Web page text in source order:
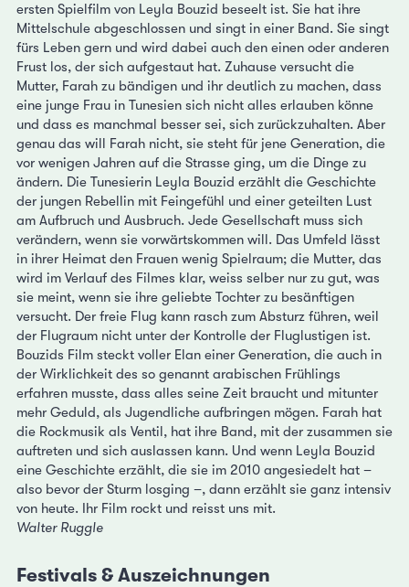
ersten Spielfilm von Leyla Bouzid beseelt ist. Sie hat ihre
Mittelschule abgeschlossen und singt in einer Band. Sie singt
fürs Leben gern und wird dabei auch den einen oder anderen
Frust los, der sich aufgestaut hat. Zuhause versucht die
Mutter, Farah zu bändigen und ihr deutlich zu machen, dass
eine junge Frau in Tunesien sich nicht alles erlauben könne
und dass es manchmal besser sei, sich zurückzuhalten. Aber
genau das will Farah nicht, sie steht für jene Generation, die
vor wenigen Jahren auf die Strasse ging, um die Dinge zu
ändern. Die Tunesierin Leyla Bouzid erzählt die Geschichte
der jungen Rebellin mit Feingefühl und einer geteilten Lust
am Aufbruch und Ausbruch. Jede Gesellschaft muss sich
verändern, wenn sie vorwärtskommen will. Das Umfeld lässt
in ihrer Heimat den Frauen wenig Spielraum; die Mutter, das
wird im Verlauf des Filmes klar, weiss selber nur zu gut, was
sie meint, wenn sie ihre geliebte Tochter zu besänftigen
versucht. Der freie Flug kann rasch zum Absturz führen, weil
der Flugraum nicht unter der Kontrolle der Fluglustigen ist.
Bouzids Film steckt voller Elan einer Generation, die auch in
der Wirklichkeit des so genannt arabischen Frühlings
erfahren musste, dass alles seine Zeit braucht und mitunter
mehr Geduld, als Jugendliche aufbringen mögen. Farah hat
die Rockmusik als Ventil, hat ihre Band, mit der zusammen sie
auftreten und sich auslassen kann. Und wenn Leyla Bouzid
eine Geschichte erzählt, die sie im 2010 angesiedelt hat –
also bevor der Sturm losging –, dann erzählt sie ganz intensiv
von heute. Ihr Film rockt und reisst uns mit.
Walter Ruggle
Festivals & Auszeichnungen